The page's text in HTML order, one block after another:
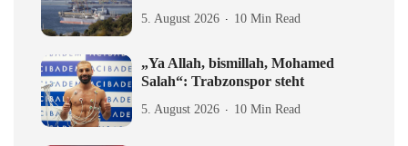
5. August 2026 10 Min Read
„Ya Allah, bismillah, Mohamed
Salah“: Trabzonspor steht
5. August 2026 10 Min Read